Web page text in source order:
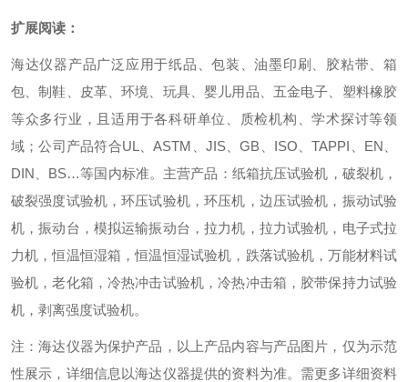
扩展阅读：
海达仪器产品广泛应用于纸品、包装、油墨印刷、胶粘带、箱
包、制鞋、皮革、环境、玩具、婴儿用品、五金电子、塑料橡胶
等众多行业，且适用于各科研单位、质检机构、学术探讨等领
域；公司产品符合UL、ASTM、JIS、GB、ISO、TAPPI、EN、
DIN、BS…等国内标准。主营产品：纸箱抗压试验机，破裂机，
破裂强度试验机，环压试验机，环压机，边压试验机，振动试验
机，振动台，模拟运输振动台，拉力机，拉力试验机，电子式拉
力机，恒温恒湿箱 ，恒温恒湿试验机，跌落试验机，万能材料试
验机，老化箱，冷热冲击试验机，冷热冲击箱，胶带保持力试验
机，剥离强度试验机。
注：海达仪器为保护产品，以上产品内容与产品图片，仅为示范
性展示，详细信息以海达仪器提供的资料为准。需更多详细资料